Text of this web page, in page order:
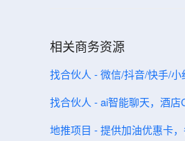
相关商务资源
找合伙人 - 微信/抖音/快手/
找合伙人 - ai智能聊天，酒
地推项目 - 提供加油优惠卡